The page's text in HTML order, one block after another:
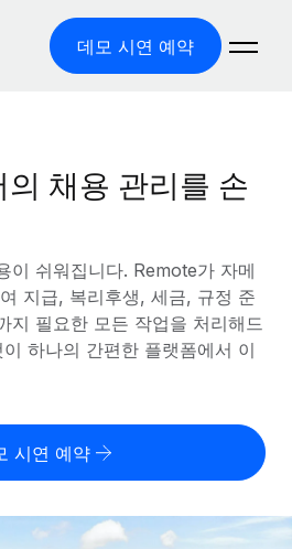
데모 시연 예약
지급을 손쉽게 처리
세계로 사업을 확장
원 알아보기
루션 비교
보기
도구
통화 옵션과 지급 소요 시간 확인
로그인
채용 관리를 손
이 쉬워집니다. Remote가 자메
지급, 복리후생, 세금, 규정 준
지 필요한 모든 작업을 처리해드
하나의 간편한 플랫폼에서 이
시연 예약